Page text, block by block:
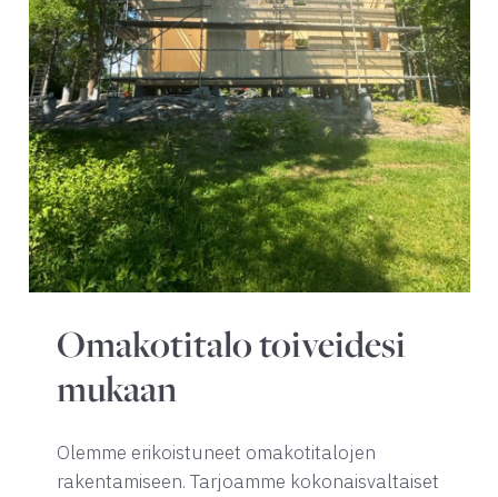
Omakotitalo toiveidesi
mukaan
Olemme erikoistuneet omakotitalojen
rakentamiseen. Tarjoamme kokonaisvaltaiset